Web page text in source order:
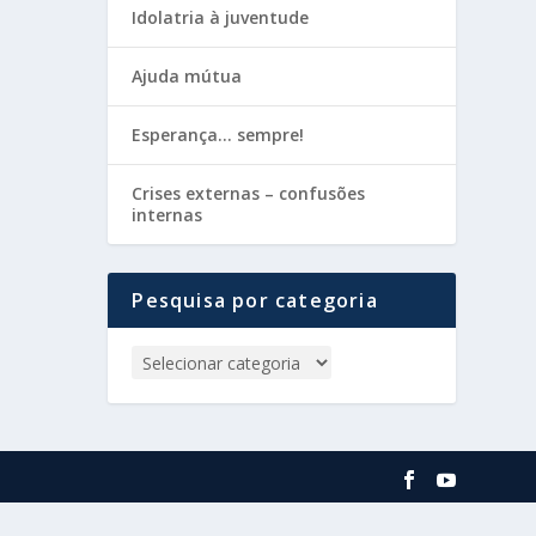
Idolatria à juventude
Ajuda mútua
Esperança… sempre!
Crises externas – confusões
internas
Pesquisa por categoria